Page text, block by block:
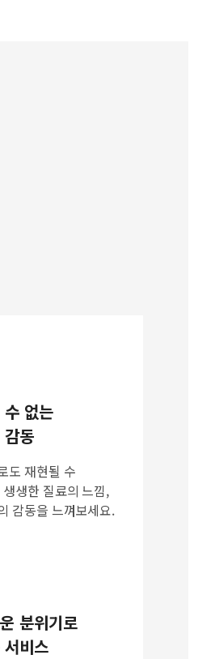
수 없는
감동
도 재현될 수
생한 질료의 느낌,
감동을 느껴보세요.
분위기로
비스